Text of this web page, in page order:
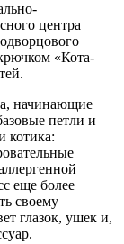
центра
«Кота-
начинающие
петли и
котика:
еще более
своему
глазок, ушек и,